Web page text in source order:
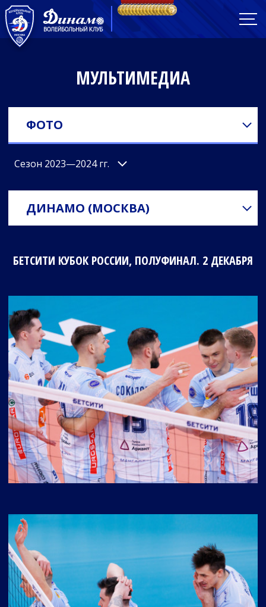
МУЛЬТИМЕДИА
ФОТО
Сезон 2023—2024 гг.
ДИНАМО (МОСКВА)
БЕТСИТИ КУБОК РОССИИ, ПОЛУФИНАЛ. 2 ДЕКАБРЯ
(САНКТ-ПЕТЕРБУРГ)